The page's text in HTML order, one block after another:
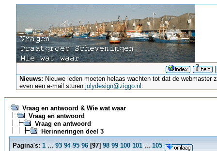
Nieuws: Nieuwe leden moeten helaas wachten tot dat de
even een e-mail sturenjolydesign@ziggo.nl .
Vraag en antwoord & Wie wat waar
Vraag en antwoord
Vraag en antwoord
Herinneringen deel 3
Pagina's: 1 ... 93 94 95 96 [97] 98 99 100 101 ... 105